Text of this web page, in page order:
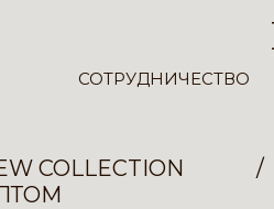
СОТРУДНИЧЕСТВО
COLLECTION